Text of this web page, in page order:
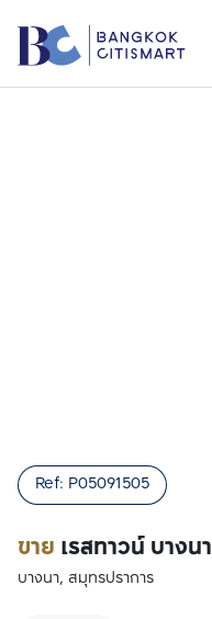
ขาย เรสทาวน์ บางนา
Ref: P05091505
บางนา, สมุทรปราการ